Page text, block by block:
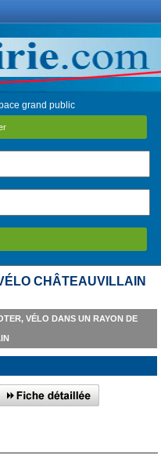
grand public
CHÂTEAUVILLAIN
VÉLO DANS UN RAYON DE